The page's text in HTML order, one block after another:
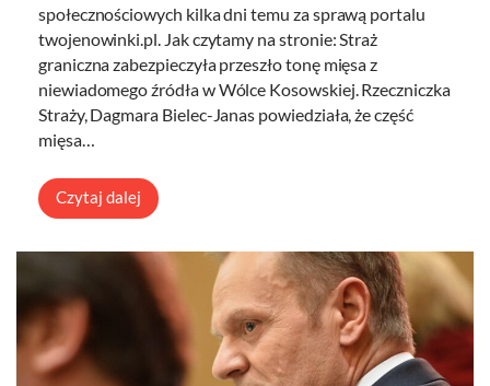
społecznościowych kilka dni temu za sprawą portalu
twojenowinki.pl. Jak czytamy na stronie: Straż
graniczna zabezpieczyła przeszło tonę mięsa z
niewiadomego źródła w Wólce Kosowskiej. Rzeczniczka
Straży, Dagmara Bielec-Janas powiedziała, że część
mięsa…
Czytaj dalej